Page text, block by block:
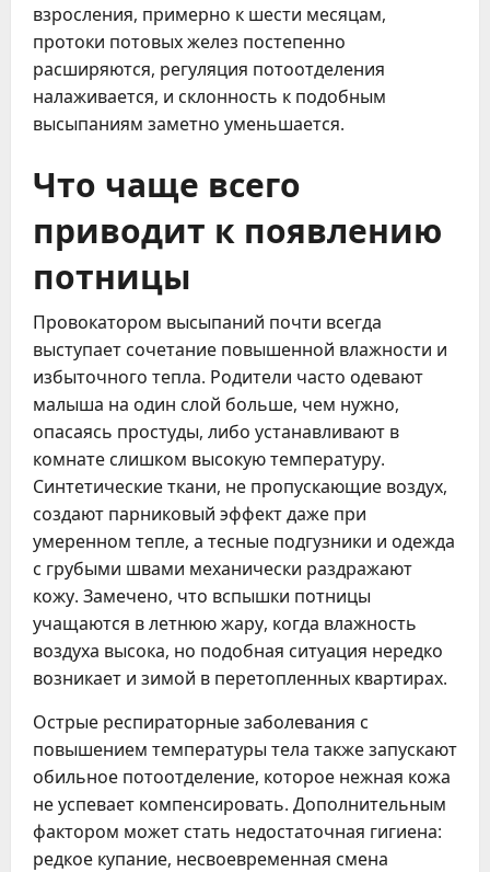
взросления, примерно к шести месяцам,
протоки потовых желез постепенно
расширяются, регуляция потоотделения
налаживается, и склонность к подобным
высыпаниям заметно уменьшается.
Что чаще всего
приводит к появлению
потницы
Провокатором высыпаний почти всегда
выступает сочетание повышенной влажности и
избыточного тепла. Родители часто одевают
малыша на один слой больше, чем нужно,
опасаясь простуды, либо устанавливают в
комнате слишком высокую температуру.
Синтетические ткани, не пропускающие воздух,
создают парниковый эффект даже при
умеренном тепле, а тесные подгузники и одежда
с грубыми швами механически раздражают
кожу. Замечено, что вспышки потницы
учащаются в летнюю жару, когда влажность
воздуха высока, но подобная ситуация нередко
возникает и зимой в перетопленных квартирах.
Острые респираторные заболевания с
повышением температуры тела также запускают
обильное потоотделение, которое нежная кожа
не успевает компенсировать. Дополнительным
фактором может стать недостаточная гигиена:
редкое купание, несвоевременная смена